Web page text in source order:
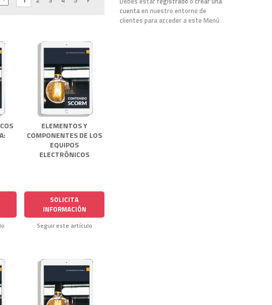
ELEMENTOS Y
COMPONENTES DE LOS
EQUIPOS
ELECTRÓNICOS
SOLICITA
INFORMACIÓN
Seguir este artículo
cuentaen nuestro entorno de
clientes para acceder a este Menú